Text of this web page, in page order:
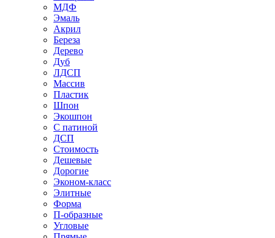
МДФ
Эмаль
Акрил
Береза
Дерево
Дуб
ЛДСП
Массив
Пластик
Шпон
Экошпон
С патиной
ДСП
Стоимость
Дешевые
Дорогие
Эконом-класс
Элитные
Форма
П-образные
Угловые